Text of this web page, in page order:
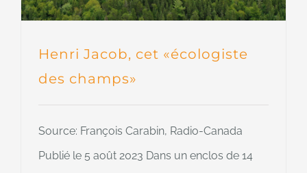
Henri Jacob, cet «écologiste
des champs»
Source: François Carabin, Radio-Canada
Publié le 5 août 2023 Dans un enclos de 14